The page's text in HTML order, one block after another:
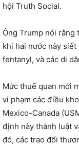
hội Truth Social.
Ông Trump nói rằng
khi hai nước này
fentanyl, và các di
Mức thuế quan mới
vi phạm các điều
Mexico-Canada
định này thành luật
đó, các trao đổi